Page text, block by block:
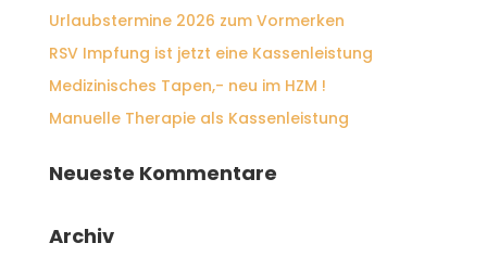
Urlaubstermine 2026 zum Vormerken
RSV Impfung ist jetzt eine Kassenleistung
Medizinisches Tapen,- neu im HZM !
Manuelle Therapie als Kassenleistung
Neueste Kommentare
Archiv